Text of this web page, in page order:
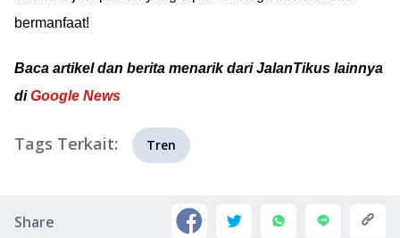
bermanfaat!
Baca artikel dan berita menarik dari JalanTikus lainnya
diGoogle News
Tags Terkait: Tren
Share